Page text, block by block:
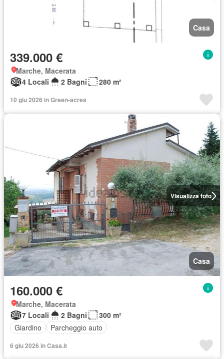
Casa
339.000 €
Marche, Macerata
4 Locali
2 Bagni 280 m²
10 giu 2026 in Green-acres
Visualizza foto
Casa
160.000 €
Marche, Macerata
7 Locali
2 Bagni
300 m²
Giardino
Parcheggio auto
6 giu 2026 in Casa.it